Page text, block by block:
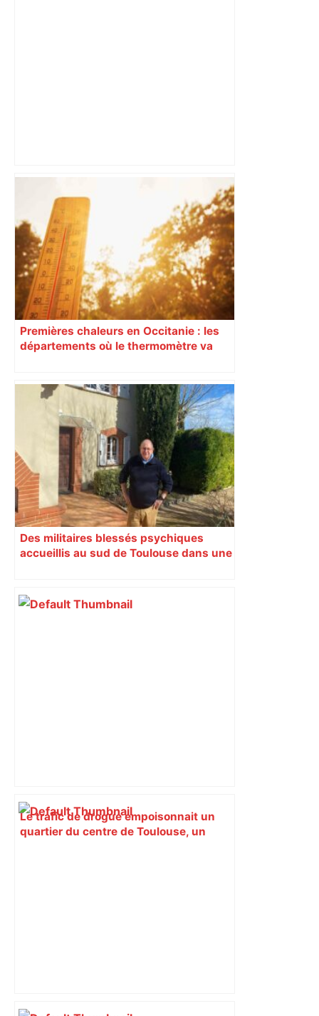
Vous voulez tourner dans un film ? Un
casting de figurants organisé à
Toulouse pour une scène années 80 –
ladepeche.fr
Premières chaleurs en Occitanie : les
départements où le thermomètre va
Des militaires blessés psychiques
accueillis au sud de Toulouse dans une
Le trafic de drogue empoisonnait un
quartier du centre de Toulouse, un